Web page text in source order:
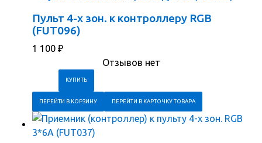
Пульт 4-х зон. к контроллеру RGB
(FUT096)
1 100 ₽
Отзывов нет
ПЕРЕЙТИ В КОРЗИНУ ПЕРЕЙТИ В КАРТОЧКУ ТОВАРА